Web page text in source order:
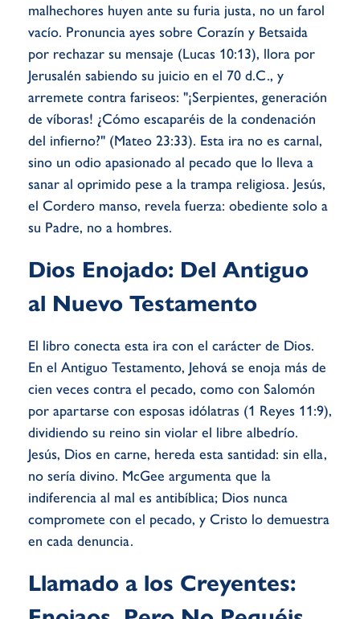
malhechores huyen ante su furia justa, no un farol
vacío. Pronuncia ayes sobre Corazín y Betsaida
por rechazar su mensaje (Lucas 10:13), llora por
Jerusalén sabiendo su juicio en el 70 d.C., y
arremete contra fariseos: "¡Serpientes, generación
de víboras! ¿Cómo escaparéis de la condenación
del infierno?" (Mateo 23:33). Esta ira no es carnal,
sino un odio apasionado al pecado que lo lleva a
sanar al oprimido pese a la trampa religiosa. Jesús,
el Cordero manso, revela fuerza: obediente solo a
su Padre, no a hombres.
Dios Enojado: Del Antiguo
al Nuevo Testamento
El libro conecta esta ira con el carácter de Dios.
En el Antiguo Testamento, Jehová se enoja más de
cien veces contra el pecado, como con Salomón
por apartarse con esposas idólatras (1 Reyes 11:9),
dividiendo su reino sin violar el libre albedrío.
Jesús, Dios en carne, hereda esta santidad: sin ella,
no sería divino. McGee argumenta que la
indiferencia al mal es antibíblica; Dios nunca
compromete con el pecado, y Cristo lo demuestra
en cada denuncia.
Llamado a los Creyentes: